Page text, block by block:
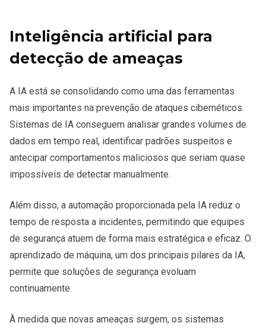
Inteligência artificial para
detecção de ameaças
A IA está se consolidando como uma das ferramentas
mais importantes na prevenção de ataques cibernéticos.
Sistemas de IA conseguem analisar grandes volumes de
dados em tempo real, identificar padrões suspeitos e
antecipar comportamentos maliciosos que seriam quase
impossíveis de detectar manualmente.
Além disso, a automação proporcionada pela IA reduz o
tempo de resposta a incidentes, permitindo que equipes
de segurança atuem de forma mais estratégica e eficaz. O
aprendizado de máquina, um dos principais pilares da IA,
permite que soluções de segurança evoluam
continuamente.
À medida que novas ameaças surgem, os sistemas